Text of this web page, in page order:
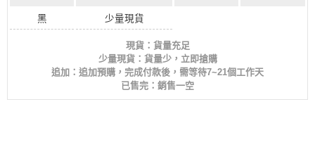
黑 少量現貨
現貨：貨量充足
少量現貨：貨量少，立即搶購
追加：追加預購，完成付款後，需等待7~21個工作天
已售完：銷售一空